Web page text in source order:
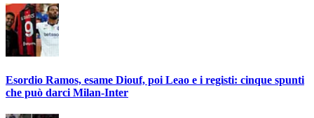
Esordio Ramos, esame Diouf, poi Leao e i registi: cinque spunti
che può darci Milan-Inter